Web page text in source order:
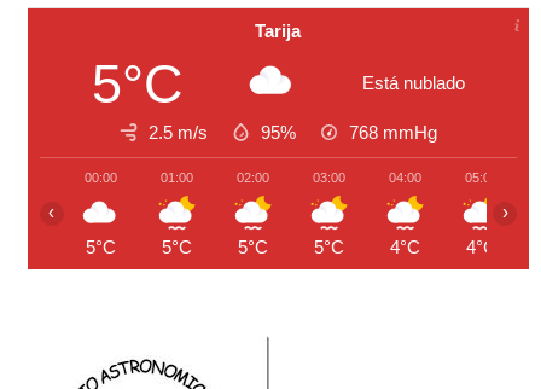
Tarija
5°C Está nublado
2.5 m/s 95% 768 mmHg
00:00
5°C
01:00
5°C
02:00
5°C
03:00
5°C
04:00
4°C
05:00
4°C
‹ ›